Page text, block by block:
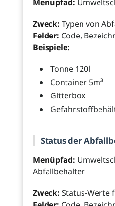
Menüpfad:
Zweck: Typen von
Felder: Code,
Beispiele:
Tonne 120l
Container 5m³
Gitterbox
Status der
Menüpfad:
Abfallbehälter
Zweck: Status-Werte